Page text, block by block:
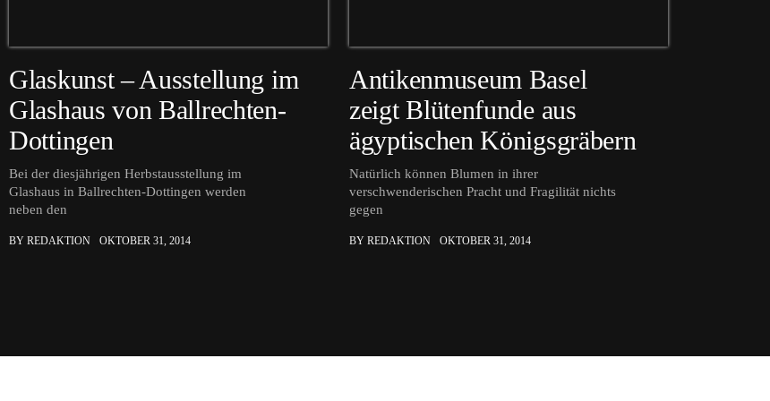
Glaskunst – Ausstellung im
Glashaus von Ballrechten-
Dottingen
Bei der diesjährigen Herbstausstellung im
Glashaus in Ballrechten-Dottingen werden
neben den
BY REDAKTION OKTOBER 31, 2014
Antikenmuseum Basel
zeigt Blütenfunde aus
ägyptischen Königsgräbern
Natürlich können Blumen in ihrer
verschwenderischen Pracht und Fragilität nichts
gegen
BY REDAKTION OKTOBER 31, 2014